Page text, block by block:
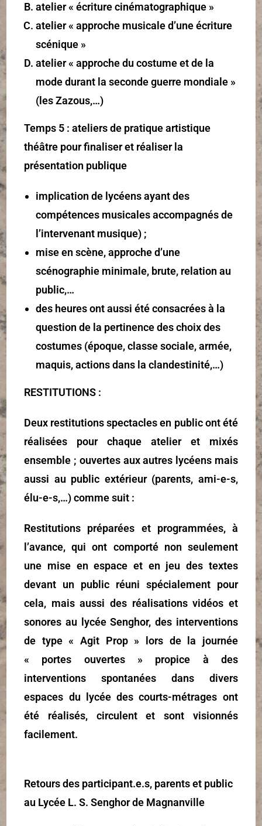
atelier « écriture cinématographique »
atelier « approche musicale d’une écriture
scénique »
atelier « approche du costume et de la
mode durant la seconde guerre mondiale »
(les Zazous,…)
Temps 5 : ateliers de pratique artistique
théâtre pour finaliser et réaliser la
présentation publique
implication de lycéens ayant des
compétences musicales accompagnés de
l’intervenant musique) ;
mise en scène, approche d’une
scénographie minimale, brute, relation au
public,…
des heures ont aussi été consacrées à la
question de la pertinence des choix des
costumes (époque, classe sociale, armée,
maquis, actions dans la clandestinité,…)
RESTITUTIONS :
Deux restitutions spectacles en public ont été
réalisées pour chaque atelier et mixés
ensemble ; ouvertes aux autres lycéens mais
aussi au public extérieur (parents, ami-e-s,
élu-e-s,…) comme suit :
Restitutions préparées et programmées, à
l’avance, qui ont comporté non seulement
une mise en espace et en jeu des textes
devant un public réuni spécialement pour
cela, mais aussi des réalisations vidéos et
sonores au lycée Senghor, des interventions
de type « Agit Prop » lors de la journée
« portes ouvertes » propice à des
interventions spontanées dans divers
espaces du lycée des courts-métrages ont
été réalisés, circulent et sont visionnés
facilement.
Retours des participant.e.s, parents et public
au Lycée L. S. Senghor de Magnanville